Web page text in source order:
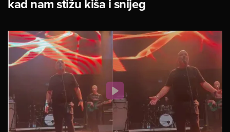
kad nam stižu kiša i snijeg